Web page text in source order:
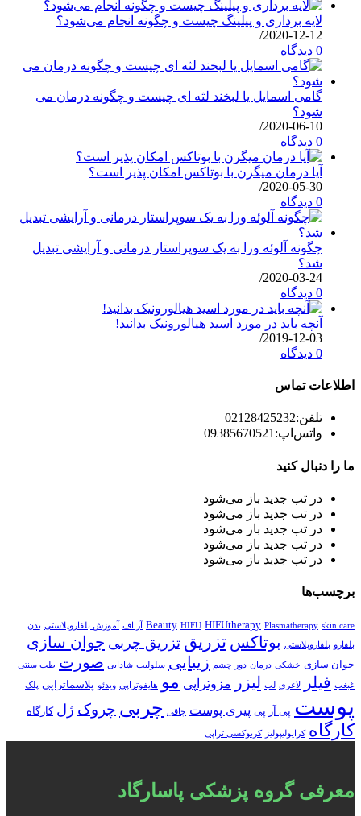
لایه برداری و پیلینگ چیست و چگونه انجام می‌شود؟
2020-12-12
/
0 دیدگاه
گامی اسمایل یا لبخند لثه ای چیست و چگونه درمان می
شود؟
2020-06-10
/
0 دیدگاه
آیا درمان میگرن با بوتاکس امکان پذیر است؟
2020-05-30
/
0 دیدگاه
چگونه آلوئه ورا به یک سوپراستار درمانی و آرایشی تبدیل
شد؟
2020-03-24
/
0 دیدگاه
آنچه باید در مورد اسید هیالورونیک بدانید!
2019-12-03
/
0 دیدگاه
اطلاعات تماس
تلفن:02128425232
واتس‌اپ:09385670521
ما را دنبال کنید
در تب جدید باز می‌شود
در تب جدید باز می‌شود
در تب جدید باز می‌شود
در تب جدید باز می‌شود
در تب جدید باز می‌شود
برچسب‌ها
Beauty HIFU HIFUtherapy Plasmatherapy skin care آر اف آموزش بلفاروپلاستی بدن
بلفارو بلفاروپلاستی بوتاکس تزریق تزریق چربی جوان سازی
جوان سازی خشکی درمان دور چشم زیبایی سلولیت شادابی صورت طب سنتی
غبغب فیلر لاغری لب لیزر مزوتراپی مو هایفوتراپی ویدئو پلاسماتراپی پلک
پوست پی آر پی پیری پوست چاقی چربی چروک ژل کارگاه
کارگاه کرایولیپولیز کربوکسی تراپی
معرفی گروه پزشکی پاسارگاد